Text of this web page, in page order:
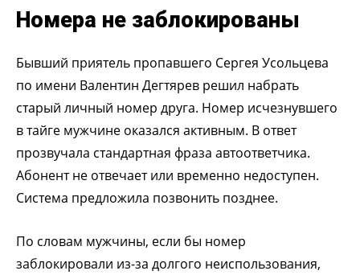
Номера не заблокированы
Бывший приятель пропавшего Сергея Усольцева
по имени Валентин Дегтярев решил набрать
старый личный номер друга. Номер исчезнувшего
в тайге мужчине оказался активным. В ответ
прозвучала стандартная фраза автоответчика.
Абонент не отвечает или временно недоступен.
Система предложила позвонить позднее.
По словам мужчины, если бы номер
заблокировали из-за долгого неиспользования,